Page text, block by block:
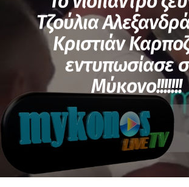
Τζούλια
Κριστιάν
εντυπωσίασε
Μύκονο!!!!!!!